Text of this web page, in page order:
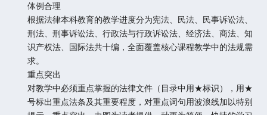
体例合理
根据法律本科教育的教学进度分为宪法、民法、民事诉讼法、
刑法、刑事诉讼法、行政法与行政诉讼法、经济法、商法、知
识产权法、国际法共十编，全面覆盖核心课程教学中的法规需
求。
重点突出
对教学中必须重点掌握的法律文件（目录中用★标识），用★
号标出重点法条及其重要程度，对重点词句用波浪线加以特别